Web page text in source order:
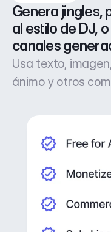
Genera jingles,
al estilo de DJ,
canales
Usa texto,
ánimo y otros